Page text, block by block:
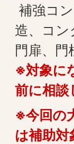
補強コ
造、コ
門扉、門
※対象に
前に相談
※今回の
は補助対